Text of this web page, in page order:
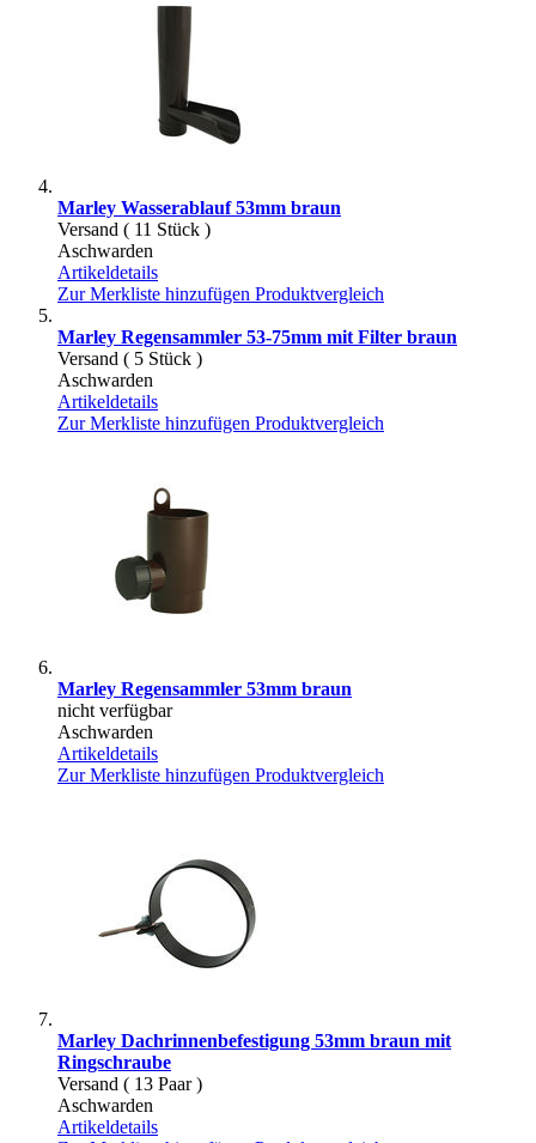
Marley Wasserablauf 53mm braun
Versand ( 11 Stück )
Aschwarden
Artikeldetails
Zur Merkliste hinzufügen Produktvergleich
Marley Regensammler 53-75mm mit Filter braun
Versand ( 5 Stück )
Aschwarden
Artikeldetails
Zur Merkliste hinzufügen Produktvergleich
Marley Regensammler 53mm braun
nicht verfügbar
Aschwarden
Artikeldetails
Zur Merkliste hinzufügen Produktvergleich
Marley Dachrinnenbefestigung 53mm braun mit
Ringschraube
Versand ( 13 Paar )
Aschwarden
Artikeldetails